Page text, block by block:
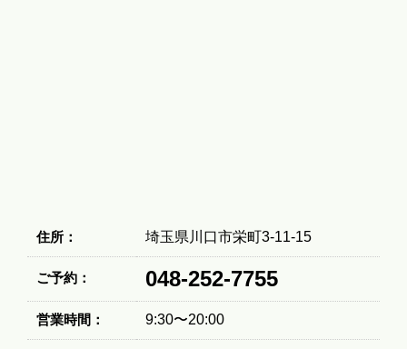
住所： 埼玉県川口市栄町3-11-15
ご予約： 048-252-7755
営業時間： 9:30〜20:00